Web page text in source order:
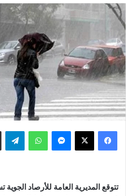
واتساب تيلقرام
تتوقع المديرية العامة للأرصاد